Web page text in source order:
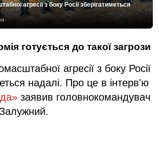
агресії з боку Росії зберігатиметься
готується до такої загрози
агресії з боку Росії
надалі. Про це в інтерв'ю
заявив головнокомандувач